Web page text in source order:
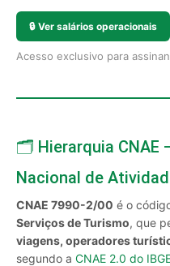
🔒 Ver salários operacionais
Acesso exclusivo para
🗂️ Hierarquia CNAE
Nacional de
CNAE 7990-2/00 é o
Serviços de Turismo, que
viagens, operadores
segundo a CNAE 2.0 do